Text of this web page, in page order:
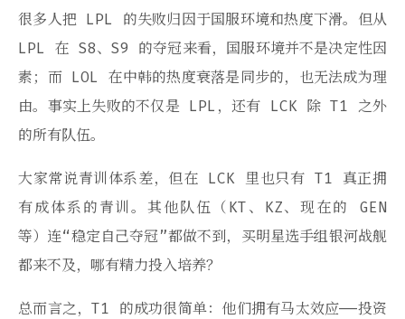
很多人把 LPL 的失败归因于国服环境和热度下滑。但从
LPL 在 S8、S9 的夺冠来看，国服环境并不是决定性因
素；而 LOL 在中韩的热度衰落是同步的，也无法成为理
由。事实上失败的不仅是 LPL，还有 LCK 除 T1 之外
的所有队伍。
大家常说青训体系差，但在 LCK 里也只有 T1 真正拥
有成体系的青训。其他队伍（KT、KZ、现在的 GEN
等）连“稳定自己夺冠”都做不到，买明星选手组银河战舰
都来不及，哪有精力投入培养？
总而言之，T1 的成功很简单：他们拥有马太效应——投资